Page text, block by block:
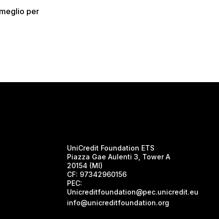
per
UniCredit Foundation ETS
Piazza Gae Aulenti 3, Tower A
20154 (MI)
CF: 97342960156
PEC:
Unicreditfoundation@pec.unicredit.eu
info@unicreditfoundation.org